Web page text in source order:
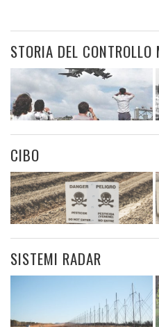
STORIA DEL
CIBO
SISTEMI RADAR